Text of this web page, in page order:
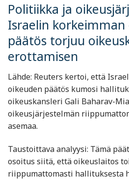
Politiikka ja
Israelin korkeimman
päätös torjuu
erottamisen
Lähde: Reuters kertoi, että
oikeuden päätös kumosi
oikeuskansleri Gali Baharav-
oikeusjärjestelmän
asemaa.
Taustoittava analyysi: Tämä
osoitus siitä, että oikeuslaitos
riippumattomasti hallituksesta